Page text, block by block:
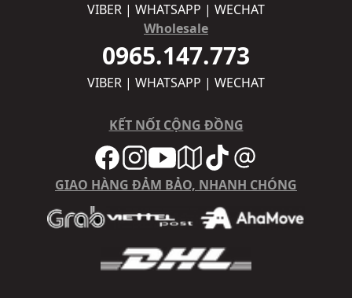
VIBER | WHATSAPP | WECHAT
Wholesale
0965.147.773
VIBER | WHATSAPP | WECHAT
KẾT NỐI CỘNG ĐỒNG
GIAO HÀNG ĐẢM BẢO, NHANH CHÓNG